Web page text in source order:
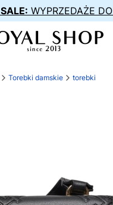
WYPRZEDAŻE DO
Torebki damskie torebki